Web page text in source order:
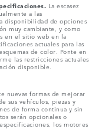
La escasez
a las
disponibilidad de opciones
muy cambiante, y como
en el sitio web en la
actuales para las
de color. Ponte en
las restricciones actuales
disponible.
nuevas formas de mejorar
sus vehículos, piezas y
de forma continua y sin
serán opcionales o
los motores